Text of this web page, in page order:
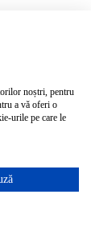
noștri, pentru
a vă oferi o
urile pe care le